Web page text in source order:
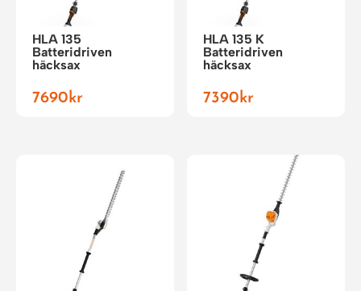
HLA 135
Batteridriven
häcksax
7690kr
HLA 135 K
Batteridriven
häcksax
7390kr